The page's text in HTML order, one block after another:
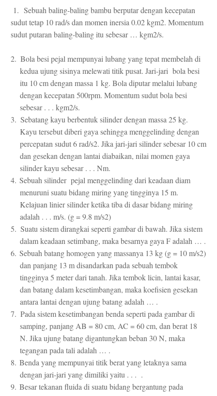
1. Sebuah baling-baling bambu berputar dengan kecepatan
sudut tetap 10 rad/s dan momen inersia 0.02 kgm2. Momentum
sudut putaran baling-baling itu sebesar … kgm2/s.
2. Bola besi pejal mempunyai lubang yang tepat membelah di
kedua ujung sisinya melewati titik pusat. Jari-jari bola besi
itu 10 cm dengan massa 1 kg. Bola diputar melalui lubang
dengan kecepatan 500rpm. Momentum sudut bola besi
sebesar . . . kgm2/s.
3. Sebatang kayu berbentuk silinder dengan massa 25 kg.
Kayu tersebut diberi gaya sehingga menggelinding dengan
percepatan sudut 6 rad/s2. Jika jari-jari silinder sebesar 10 cm
dan gesekan dengan lantai diabaikan, nilai momen gaya
silinder kayu sebesar . . . Nm.
4. Sebuah silinder pejal menggelinding dari keadaan diam
menuruni suatu bidang miring yang tingginya 15 m.
Kelajuan linier silinder ketika tiba di dasar bidang miring
adalah . . . m/s. (g = 9.8 m/s2)
5. Suatu sistem dirangkai seperti gambar di bawah. Jika sistem
dalam keadaan setimbang, maka besarnya gaya F adalah … .
6. Sebuah batang homogen yang massanya 13 kg (g = 10 m/s2)
dan panjang 13 m disandarkan pada sebuah tembok
tingginya 5 meter dari tanah. Jika tembok licin, lantai kasar,
dan batang dalam kesetimbangan, maka koefisien gesekan
antara lantai dengan ujung batang adalah … .
7. Pada sistem kesetimbangan benda seperti pada gambar di
samping, panjang AB = 80 cm, AC = 60 cm, dan berat 18
N. Jika ujung batang digantungkan beban 30 N, maka
tegangan pada tali adalah … .
8. Benda yang mempunyai titik berat yang letaknya sama
dengan jari-jari yang dimiliki yaitu . . . .
9. Besar tekanan fluida di suatu bidang bergantung pada